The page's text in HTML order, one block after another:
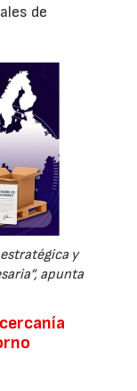
de
estratégica y
apunta